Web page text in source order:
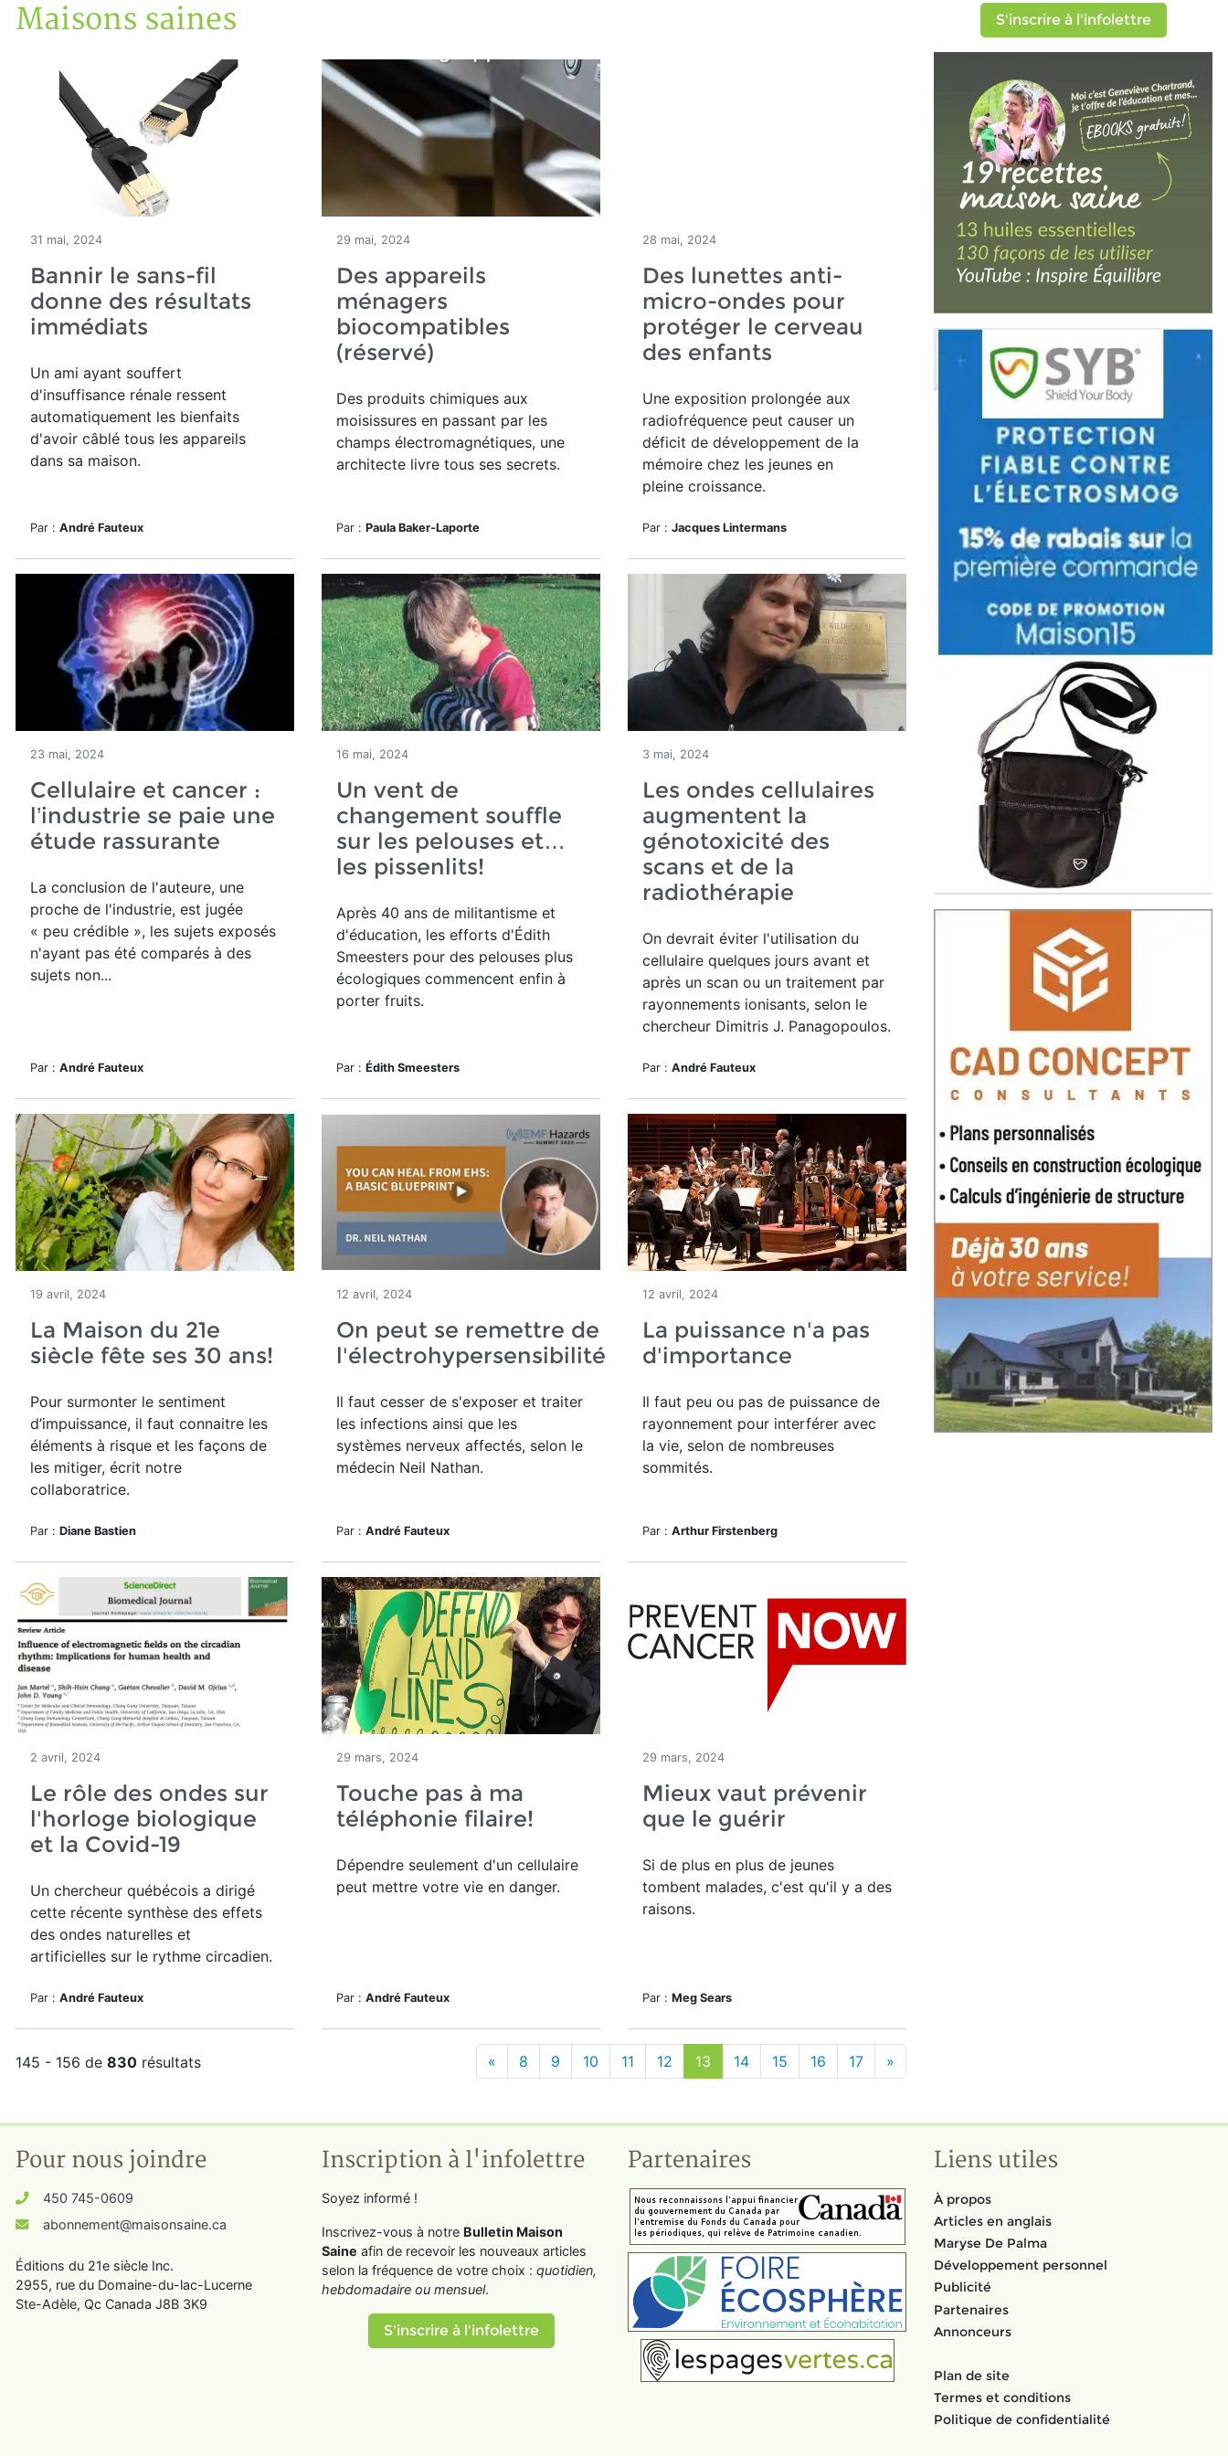
Accueil
Articles
Maisons saines
31 mai, 2024
Bannir le sans-fil
donne des résultats
immédiats
Un ami ayant souffert
d'insuffisance rénale ressent
automatiquement les bienfaits
d'avoir câblé tous les appareils
dans sa maison.
Par : André Fauteux
29 mai, 2024
Des appareils
ménagers
biocompatibles
(réservé)
Des produits chimiques aux
moisissures en passant par les
champs électromagnétiques, une
architecte livre tous ses secrets.
Par : Paula Baker-Laporte
28 mai, 2024
Des lunettes anti-
micro-ondes pour
protéger le cerveau
des enfants
Une exposition prolongée aux
radiofréquence peut causer un
déficit de développement de la
mémoire chez les jeunes en
pleine croissance.
Par : Jacques Lintermans
23 mai, 2024
Cellulaire et cancer :
l’industrie se paie une
étude rassurante
La conclusion de l'auteure, une
proche de l'industrie, est jugée
« peu crédible », les sujets exposés
n'ayant pas été comparés à des
sujets non...
Par : André Fauteux
16 mai, 2024
Un vent de
changement souffle
sur les pelouses et…
les pissenlits!
Après 40 ans de militantisme et
d'éducation, les efforts d'Édith
Smeesters pour des pelouses plus
écologiques commencent enfin à
porter fruits.
Par : Édith Smeesters
3 mai, 2024
Les ondes cellulaires
augmentent la
génotoxicité des
scans et de la
radiothérapie
On devrait éviter l'utilisation du
cellulaire quelques jours avant et
après un scan ou un traitement par
rayonnements ionisants, selon le
chercheur Dimitris J. Panagopoulos.
Par : André Fauteux
19 avril, 2024
La Maison du 21e
siècle fête ses 30 ans!
Pour surmonter le sentiment
d’impuissance, il faut connaitre les
éléments à risque et les façons de
les mitiger, écrit notre
collaboratrice.
Par : Diane Bastien
12 avril, 2024
On peut se remettre de
l'électrohypersensibilité
Il faut cesser de s'exposer et traiter
les infections ainsi que les
systèmes nerveux affectés, selon le
médecin Neil Nathan.
Par : André Fauteux
12 avril, 2024
La puissance n'a pas
d'importance
Il faut peu ou pas de puissance de
rayonnement pour interférer avec
la vie, selon de nombreuses
sommités.
Par : Arthur Firstenberg
2 avril, 2024
Le rôle des ondes sur
l'horloge biologique
et la Covid-19
Un chercheur québécois a dirigé
cette récente synthèse des effets
des ondes naturelles et
artificielles sur le rythme circadien.
Par : André Fauteux
29 mars, 2024
Touche pas à ma
téléphonie filaire!
Dépendre seulement d'un cellulaire
peut mettre votre vie en danger.
Par : André Fauteux
29 mars, 2024
Mieux vaut prévenir
que le guérir
Si de plus en plus de jeunes
tombent malades, c'est qu'il y a des
raisons.
Par : Meg Sears
145 - 156 de 830 résultats « 8 9 10 11 12 13 14 15 16 17 »
S'inscrire à l'infolettre
Pour nous joindre
450 745-0609
abonnement@maisonsaine.ca
Éditions du 21e siècle Inc.
2955, rue du Domaine-du-lac-Lucerne
Ste-Adèle, Qc Canada J8B 3K9
Inscription à l'infolettre
Soyez informé !
Inscrivez-vous à notre Bulletin Maison
Saine afin de recevoir les nouveaux articles
selon la fréquence de votre choix : quotidien,
hebdomadaire ou mensuel.
S'inscrire à l'infolettre
Partenaires Liens utiles
À propos
Articles en anglais
Maryse De Palma
Développement personnel
Publicité
Partenaires
Annonceurs
Plan de site
Termes et conditions
Politique de confidentialité